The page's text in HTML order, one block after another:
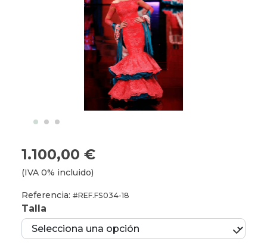
1.100,00 €
(IVA 0% incluido)
Referencia: #REF.FS034-18
Talla